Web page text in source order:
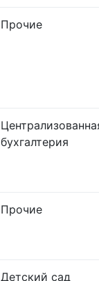
Прочие
бухгалтерия
Прочие
Детский сад